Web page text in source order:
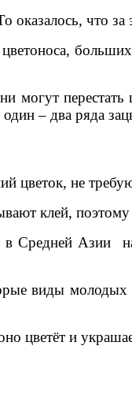
оказалось, что
могут
– два ряда
цветок, не
клей,
Азии
виды молодых
цветёт и